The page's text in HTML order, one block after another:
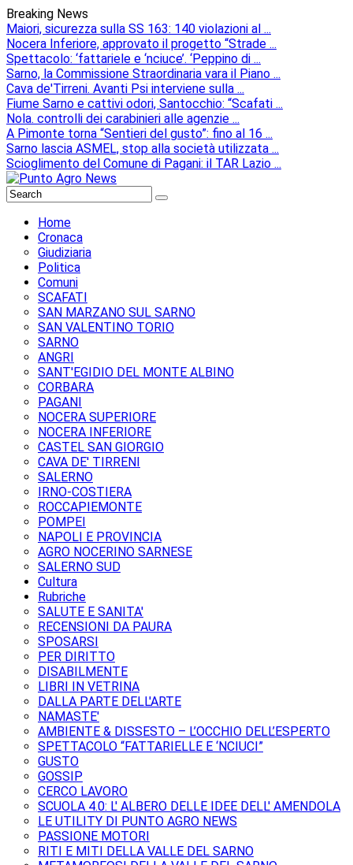
Breaking News
Maiori, sicurezza sulla SS 163: 140 violazioni al ...
Nocera Inferiore, approvato il progetto “Strade ...
Spettacolo: ‘fattariele e ‘nciuce’. ‘Peppino di ...
Sarno, la Commissione Straordinaria vara il Piano ...
Cava de'Tirreni. Avanti Psi interviene sulla ...
Fiume Sarno e cattivi odori, Santocchio: “Scafati ...
Nola. controlli dei carabinieri alle agenzie ...
A Pimonte torna “Sentieri del gusto”: fino al 16 ...
Sarno lascia ASMEL, stop alla società utilizzata ...
Scioglimento del Comune di Pagani: il TAR Lazio ...
Home
Cronaca
Giudiziaria
Politica
Comuni
SCAFATI
SAN MARZANO SUL SARNO
SAN VALENTINO TORIO
SARNO
ANGRI
SANT'EGIDIO DEL MONTE ALBINO
CORBARA
PAGANI
NOCERA SUPERIORE
NOCERA INFERIORE
CASTEL SAN GIORGIO
CAVA DE' TIRRENI
SALERNO
IRNO-COSTIERA
ROCCAPIEMONTE
POMPEI
NAPOLI E PROVINCIA
AGRO NOCERINO SARNESE
SALERNO SUD
Cultura
Rubriche
SALUTE E SANITA'
RECENSIONI DA PAURA
SPOSARSI
PER DIRITTO
DISABILMENTE
LIBRI IN VETRINA
DALLA PARTE DELL'ARTE
NAMASTE'
AMBIENTE & DISSESTO – L’OCCHIO DELL’ESPERTO
SPETTACOLO “FATTARIELLE E ‘NCIUCI”
GUSTO
GOSSIP
CERCO LAVORO
SCUOLA 4.0: L' ALBERO DELLE IDEE DELL' AMENDOLA
LE UTILITY DI PUNTO AGRO NEWS
PASSIONE MOTORI
RITI E MITI DELLA VALLE DEL SARNO